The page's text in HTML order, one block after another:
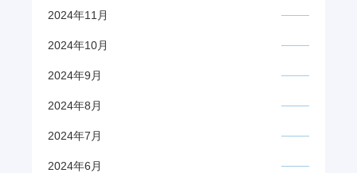
2024年11月
2024年10月
2024年9月
2024年8月
2024年7月
2024年6月